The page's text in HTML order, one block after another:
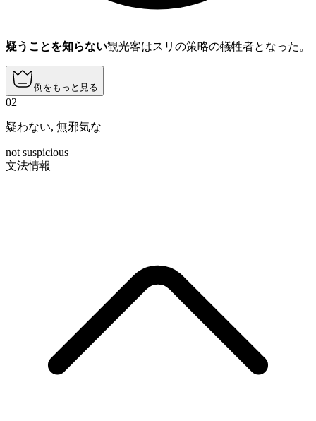
疑うことを知らない観光客はスリの策略の犠牲者となった。
例をもっと見る
02
疑わない, 無邪気な
not suspicious
文法情報